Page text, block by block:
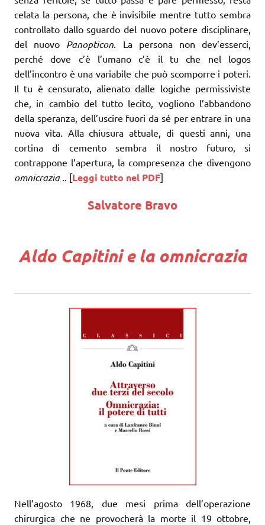
celata la persona, che è invisibile mentre tutto sembra
controllato dallo sguardo del nuovo potere disciplinare,
del nuovo Panopticon . La persona non dev’esserci,
perché dove c’è l’umano c’è il tu che nel logos
dell’incontro è una variabile che può scomporre i poteri.
Il tu è censurato, alienato dalle logiche permissiviste
che, in cambio del tutto lecito, vogliono l’abbandono
della speranza, dell’uscire fuori da sé per entrare in una
nuova vita. Alla chiusura attuale, di questi anni, una
cortina di cemento sembra il nostro futuro, si
contrappone l’apertura, la compresenza che divengono
omnicrazia .. [Leggi tutto nel PDF]
Salvatore Bravo
Aldo Capitini e la omnicrazia
Nell’agosto 1968, due mesi prima dell’operazione
chirurgica che ne provocherà la morte il 19 ottobre,